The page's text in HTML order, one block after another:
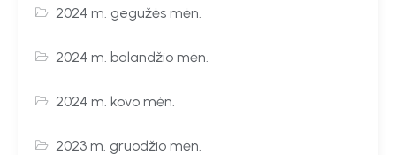
2024 m. gegužės mėn.
2024 m. balandžio mėn.
2024 m. kovo mėn.
2023 m. gruodžio mėn.